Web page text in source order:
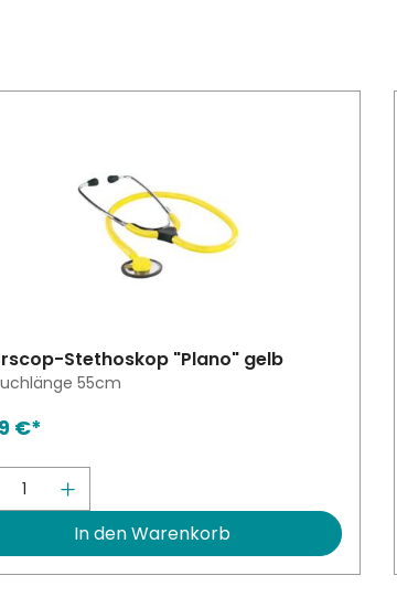
zu reduzieren.
um die Anzahl zu
Wert ein oder benutze die
Stethoskop "Plano" gelb
55cm
€*
Anzahl: Gib den
In den Warenkorb